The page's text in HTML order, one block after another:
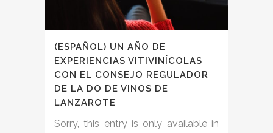
(ESPAÑOL) UN AÑO DE
EXPERIENCIAS VITIVINÍCOLAS
CON EL CONSEJO REGULADOR
DE LA DO DE VINOS DE
LANZAROTE
Sorry, this entry is only available in